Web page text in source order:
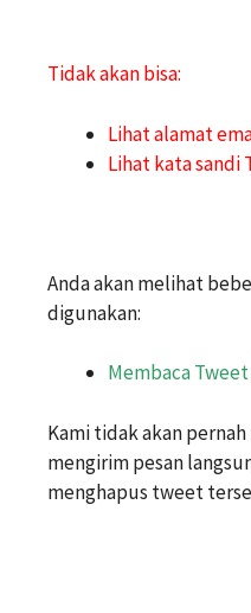
Tidak akan bisa:
Lihat alamat
Lihat kata sandi
Anda akan melihat
digunakan:
Membaca
Kami tidak akan
mengirim pesan
menghapus tweet